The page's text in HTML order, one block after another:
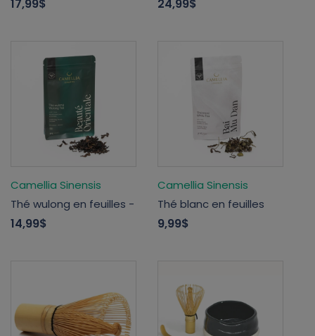
17,99$ 24,99$
Camellia Sinensis
Thé wulong en feuilles -
14,99$
Camellia Sinensis
Thé blanc en feuilles
9,99$